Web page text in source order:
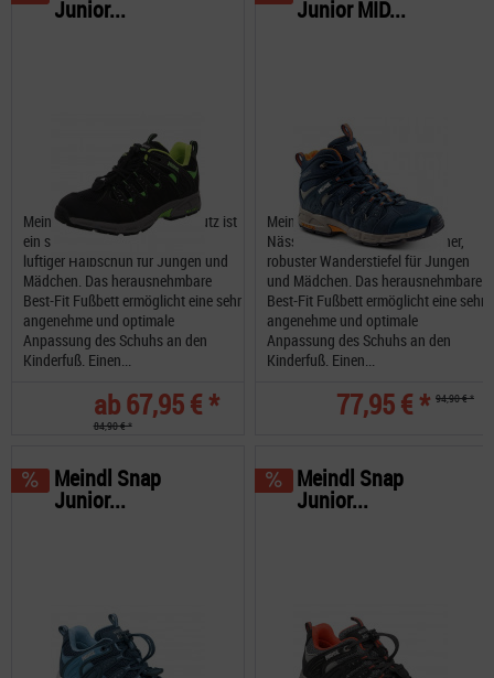
Meindl Snap Junior Nässeschutz ist
ein sehr schöner, robuster und
luftiger Halbschuh für Jungen und
Mädchen. Das herausnehmbare
Best-Fit Fußbett ermöglicht eine sehr
angenehme und optimale
Anpassung des Schuhs an den
Kinderfuß. Einen...
ab 67,95 € *
84,90 € *
Junior...
Meindl Snap Junior MID
Nässeschutz ist ein sehr schöner,
robuster Wanderstiefel für Jungen
und Mädchen. Das herausnehmbare
Best-Fit Fußbett ermöglicht eine sehr
angenehme und optimale
Anpassung des Schuhs an den
Kinderfuß. Einen...
77,95 € * 94,90 € *
Junior MID...
Meindl Snap
Junior...
Meindl Snap
Junior...